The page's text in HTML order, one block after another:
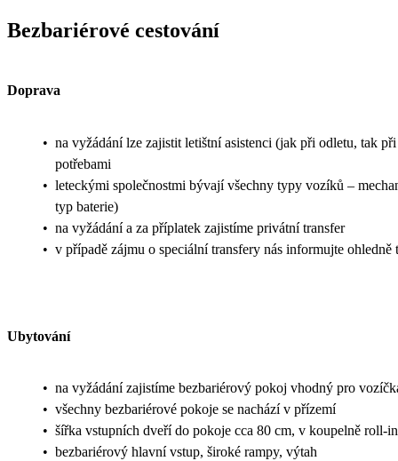
Bezbariérové cestování
Doprava
• na vyžádání lze zajistit letištní asistenci (jak při odletu, tak
potřebami
• leteckými společnostmi bývají všechny typy vozíků –
typ baterie)
• na vyžádání a za příplatek zajistíme privátní transfer
• v případě zájmu o speciální transfery nás informujte
Ubytování
• na vyžádání zajistíme bezbariérový pokoj vhodný pro
• všechny bezbariérové pokoje se nachází v přízemí
• šířka vstupních dveří do pokoje cca 80 cm, v koupelně roll-
• bezbariérový hlavní vstup, široké rampy, výtah